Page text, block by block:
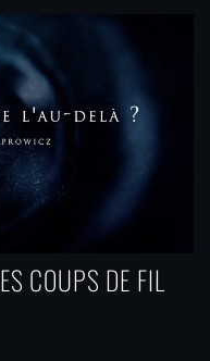
COUPS DE FIL